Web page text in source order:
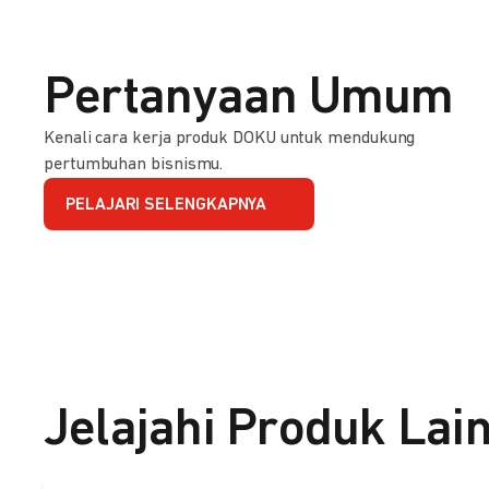
Pertanyaan Umum
Kenali cara kerja produk DOKU untuk mendukung
pertumbuhan bisnismu.
PELAJARI SELENGKAPNYA
Jelajahi Produk